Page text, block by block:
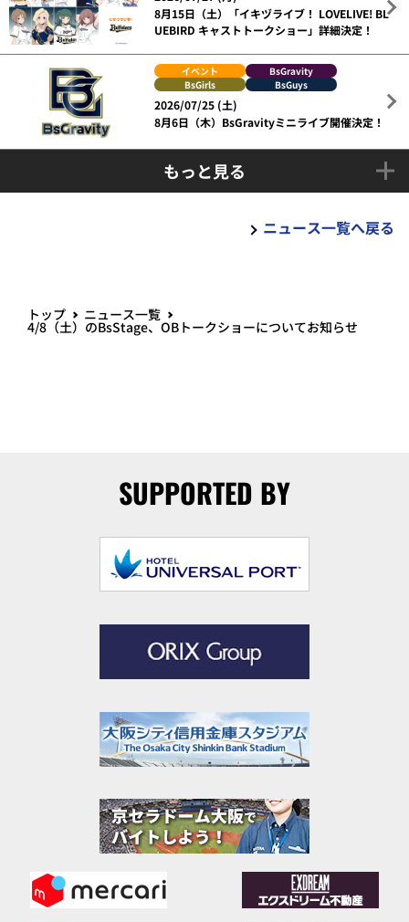
8月15日（土）「イキヅライブ！ LOVELIVE! BL
UEBIRD キャストトークショー」詳細決定！
イベント
BsGravity
BsGirls
BsGuys
2026/07/25 (土)
8月6日（木）BsGravityミニライブ開催決定！
もっと見る
ニュース一覧へ戻る
トップ ニュース一覧
4/8（土）のBsStage、OBトークショーについてお知らせ
SUPPORTED BY